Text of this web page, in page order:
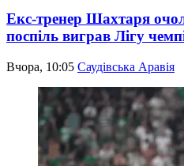
Екс-тренер Шахтаря
поспіль виграв Лігу
Вчора, 10:05 Саудівська Аравія